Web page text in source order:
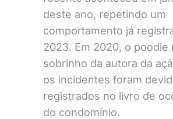
deste ano, repetindo um
comportamento já
2023. Em 2020, o poodle
sobrinho da autora da
os incidentes foram
registrados no livro de
do condomínio.